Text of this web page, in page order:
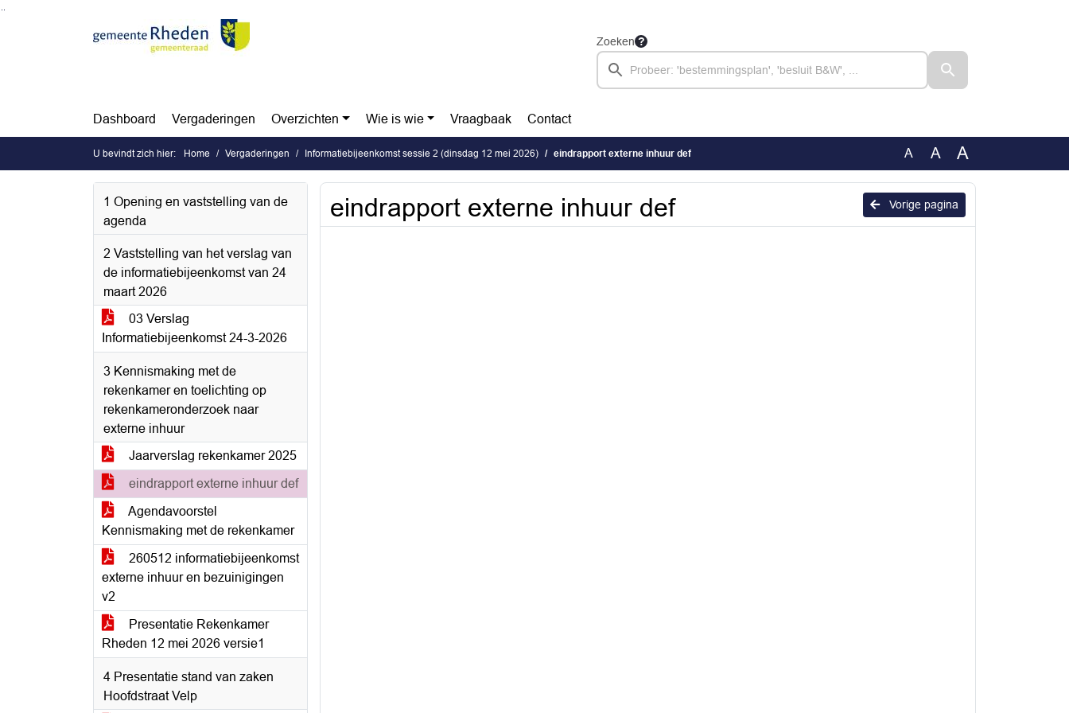
Zoeken
Dashboard Vergaderingen Overzichten Wie is wie Vraagbaak Contact
U bevindt zich hier: Home Vergaderingen Informatiebijeenkomst sessie 2 (dinsdag 12 mei 2026) eindrapport externe inhuur def A A A
1 Opening en vaststelling van de
agenda
2 Vaststelling van het verslag van
de informatiebijeenkomst van 24
maart 2026
03 Verslag
Informatiebijeenkomst 24-3-2026
3 Kennismaking met de
rekenkamer en toelichting op
rekenkameronderzoek naar
externe inhuur
Jaarverslag rekenkamer 2025
eindrapport externe inhuur def
Agendavoorstel
Kennismaking met de rekenkamer
260512 informatiebijeenkomst
externe inhuur en bezuinigingen
v2
Presentatie Rekenkamer
Rheden 12 mei 2026 versie1
4 Presentatie stand van zaken
Hoofdstraat Velp
Vorige pagina
eindrapport externe inhuur def